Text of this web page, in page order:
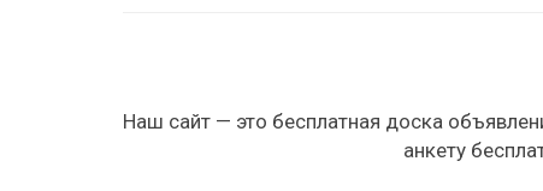
Наш сайт — это бесплатная доска
анкету